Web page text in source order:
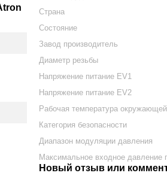
Страна
Состояние
Завод производитель
Диаметр резьбы
Напряжение питание EV1
Напряжение питание EV2
Рабочая температура
Категория безопасности
Диапазон модуляции давления
Максимальное входное давление
Новый отзыв или